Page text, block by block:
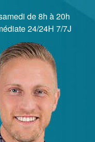
de 8h à 20h
24/24H 7/7J